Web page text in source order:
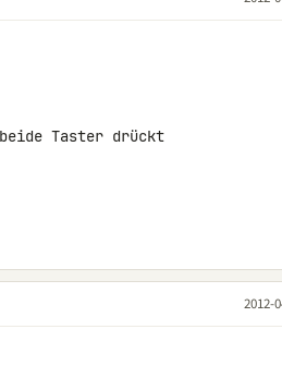
beide Taster drückt
2012-